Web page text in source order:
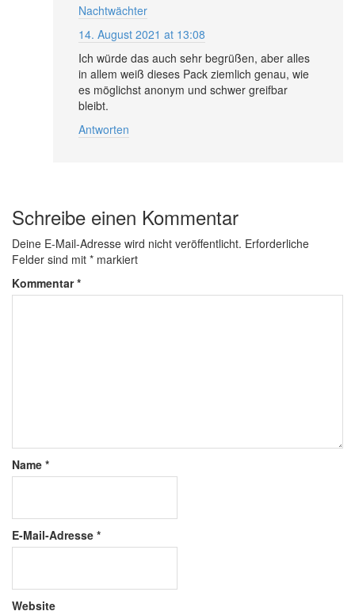
Nachtwächter
14. August 2021 at 13:08
Ich würde das auch sehr begrüßen, aber alles
in allem weiß dieses Pack ziemlich genau, wie
es möglichst anonym und schwer greifbar
bleibt.
Antworten
Schreibe einen Kommentar
Deine E-Mail-Adresse wird nicht veröffentlicht. Erforderliche
Felder sind mit * markiert
Kommentar*
Name *
E-Mail-Adresse *
Website